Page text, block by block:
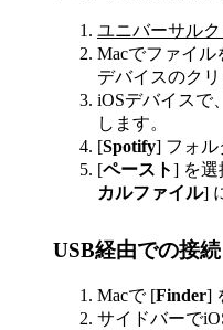
ユニバーサル
Macでファイル
デバイスのク
iOSデバイスで
します。
[Spotify] フォル
[ペースト] を選
カルファイル]
USB経由での接続
Macで [Finder]
サイドバーで